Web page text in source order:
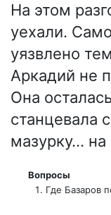
На этом
уехали.
уязвлено
Аркадий не
Она
станцевала
мазурку…
Вопросы
Где Базаров